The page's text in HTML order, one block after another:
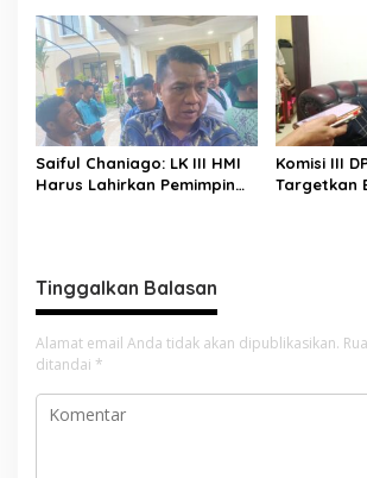
Berperspektif Korban
Ambon
Bela Negara
Saiful Chaniago: LK III HMI
Harus Lahirkan Pemimpin
Komisi III
Targetkan
Tinggalkan Balasan
Alamat email Anda tidak akan dipublikasikan.
ditandai *